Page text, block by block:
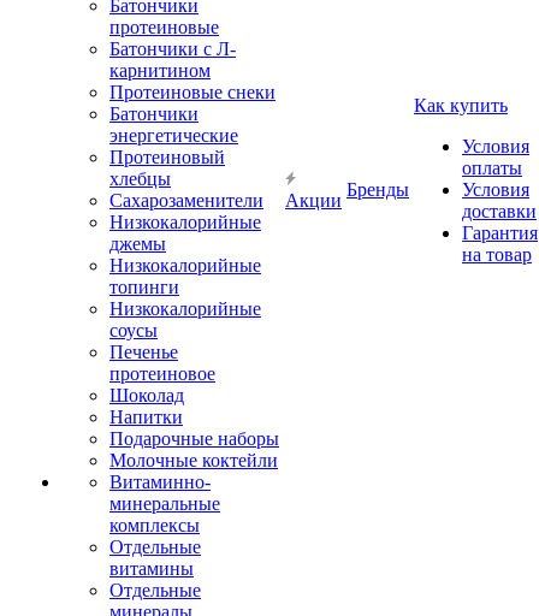
Батончики
протеиновые
Батончики с Л-
карнитином
Протеиновые снеки
Батончики
энергетические
Протеиновый
хлебцы
Сахарозаменители
Низкокалорийные
джемы
Низкокалорийные
топинги
Низкокалорийные
соусы
Печенье
протеиновое
Шоколад
Напитки
Подарочные наборы
Молочные коктейли
Витаминно-
минеральные
комплексы
Отдельные
витамины
Отдельные
минералы
Акции
Бренды
Как купить
Условия
оплаты
Условия
доставки
Гарантия
на товар